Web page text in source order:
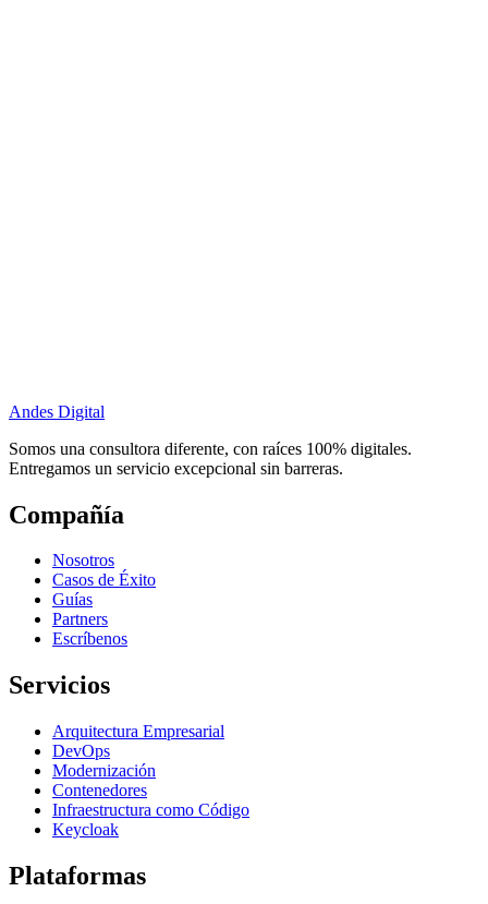
Andes Digital
Somos una consultora diferente, con raíces 100% digitales.
Entregamos un servicio excepcional sin barreras.
Compañía
Nosotros
Casos de Éxito
Guías
Partners
Escríbenos
Servicios
Arquitectura Empresarial
DevOps
Modernización
Contenedores
Infraestructura como Código
Keycloak
Plataformas